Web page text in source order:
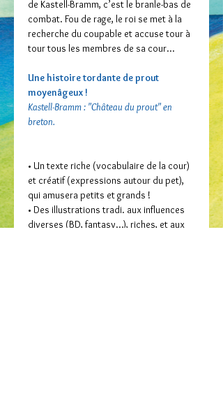
de Kastell-Bramm, c’est le branle-bas de
combat. Fou de rage, le roi se met à la
recherche du coupable et accuse tour à
tour tous les membres de sa cour...
Une histoire tordante de prout
moyenâgeux !
Kastell-Bramm : "Château du prout" en
breton.
• Un texte riche (vocabulaire de la cour)
et créatif (expressions autour du pet),
qui amusera petits et grands !
• Des illustrations tradi. aux influences
diverses (BD, fantasy…), riches, et aux